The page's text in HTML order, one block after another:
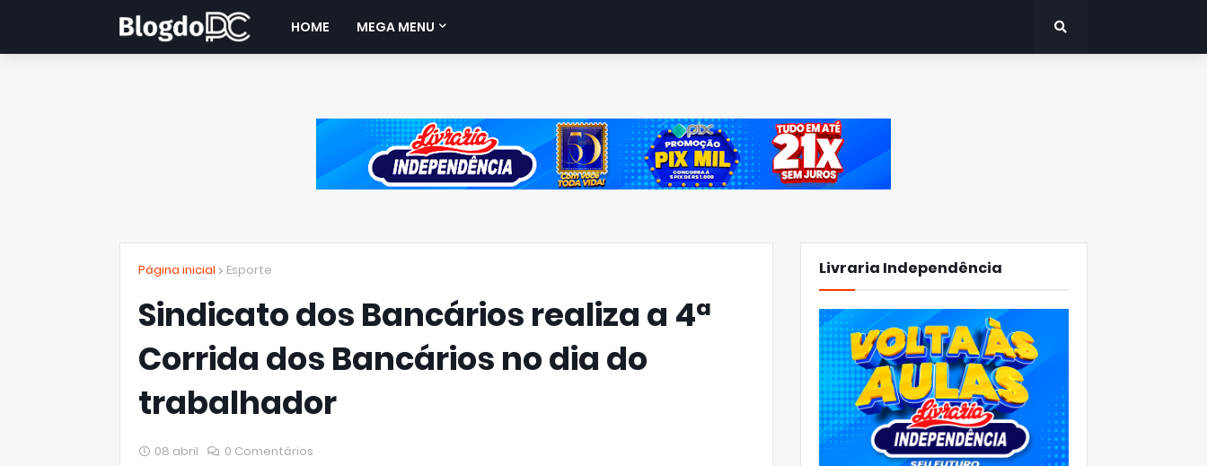
HOME MEGA MENU
Página inicial Esporte
Sindicato dos Bancários realiza a 4ª
Corrida dos Bancários no dia do
trabalhador
08 abril 0 Comentários
Livraria Independência